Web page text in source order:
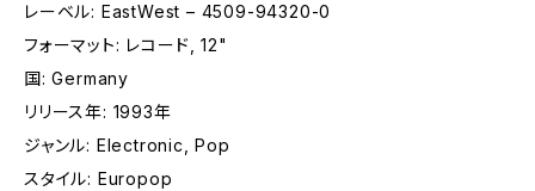
レーベル: EastWest – 4509-94320-0
フォーマット: レコード, 12"
国: Germany
リリース年: 1993年
ジャンル: Electronic, Pop
スタイル: Europop